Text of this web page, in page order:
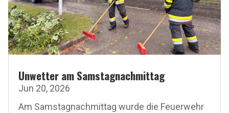
Unwetter am Samstagnachmittag
Jun 20, 2026
Am Samstagnachmittag wurde die Feuerwehr